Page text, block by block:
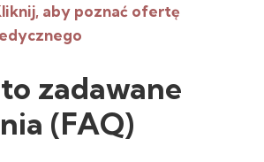
aby poznać ofertę
zadawane
(FAQ)